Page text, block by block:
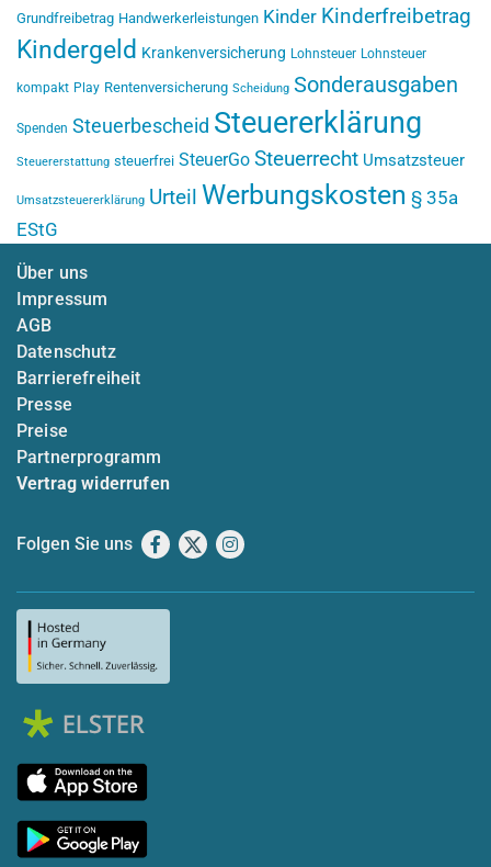
Grundfreibetrag Handwerkerleistungen Kinder Kinderfreibetrag
Kindergeld Krankenversicherung Lohnsteuer Lohnsteuer
kompakt Play Rentenversicherung Scheidung Sonderausgaben
Spenden Steuerbescheid Steuererklärung
Steuererstattung steuerfrei SteuerGo Steuerrecht Umsatzsteuer
Umsatzsteuererklärung Urteil Werbungskosten § 35a
EStG
Über uns
Impressum
AGB
Datenschutz
Barrierefreiheit
Presse
Preise
Partnerprogramm
Vertrag widerrufen
Folgen Sie uns Facebook
X Instagram